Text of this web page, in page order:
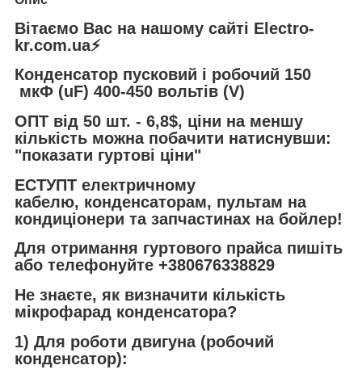
Вітаємо Вас на нашому сайті Electro-
kr.com.ua⚡️
Конденсатор пусковий і робочий 150
мкФ (uF) 400-450 вольтів (V)
ОПТ від 50 шт. - 6,8$, ціни на меншу
кількість можна побачити натиснувши:
"показати гуртові ціни"
ЕСТУПТ електричному
кабелю, конденсаторам, пультам на
кондиціонери та запчастинах на бойлер!
Для отримання гуртового прайса пишіть
або телефонуйте +380676338829
Не знаєте, як визначити кількість
мікрофарад конденсатора?
1) Для роботи двигуна (робочий
конденсатор):